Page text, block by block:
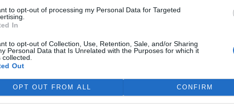
to opt-out of processing my Personal Data for Targeted
In
to opt-out of Collection, Use, Retention, Sale, and/or Sharing
Personal Data that Is Unrelated with the Purposes for which it
collected.
Out
OPT OUT FROM ALL CONFIRM